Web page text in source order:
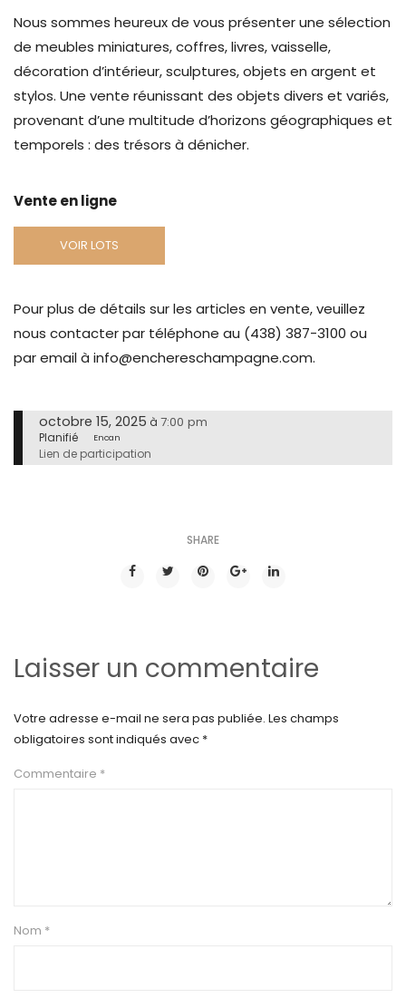
Nous sommes heureux de vous présenter une sélection
de meubles miniatures, coffres, livres, vaisselle,
décoration d’intérieur, sculptures, objets en argent et
stylos. Une vente réunissant des objets divers et variés,
provenant d’une multitude d’horizons géographiques et
temporels : des trésors à dénicher.
Vente en ligne
VOIR LOTS
Pour plus de détails sur les articles en vente, veuillez
nous contacter par téléphone au (438) 387-3100 ou
par email à info@enchereschampagne.com.
octobre 15, 2025 à 7:00 pm
Planifié Encan
Lien de participation
SHARE
Laisser un commentaire
Votre adresse e-mail ne sera pas publiée. Les champs
obligatoires sont indiqués avec *
Commentaire *
Nom *